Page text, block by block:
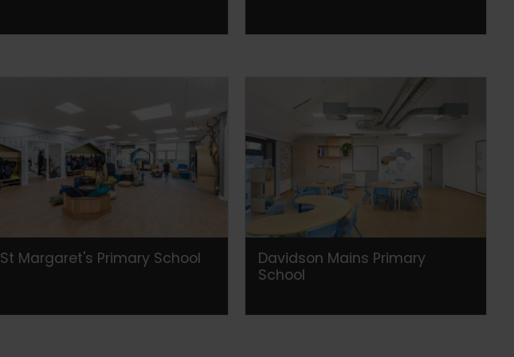
St Margaret's Primary School
Davidson Mains Primary
School